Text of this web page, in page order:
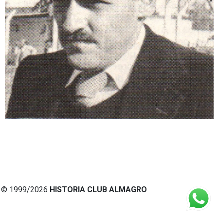
© 1999/2026 HISTORIA CLUB ALMAGRO